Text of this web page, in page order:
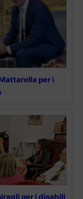
per i
per i disabili